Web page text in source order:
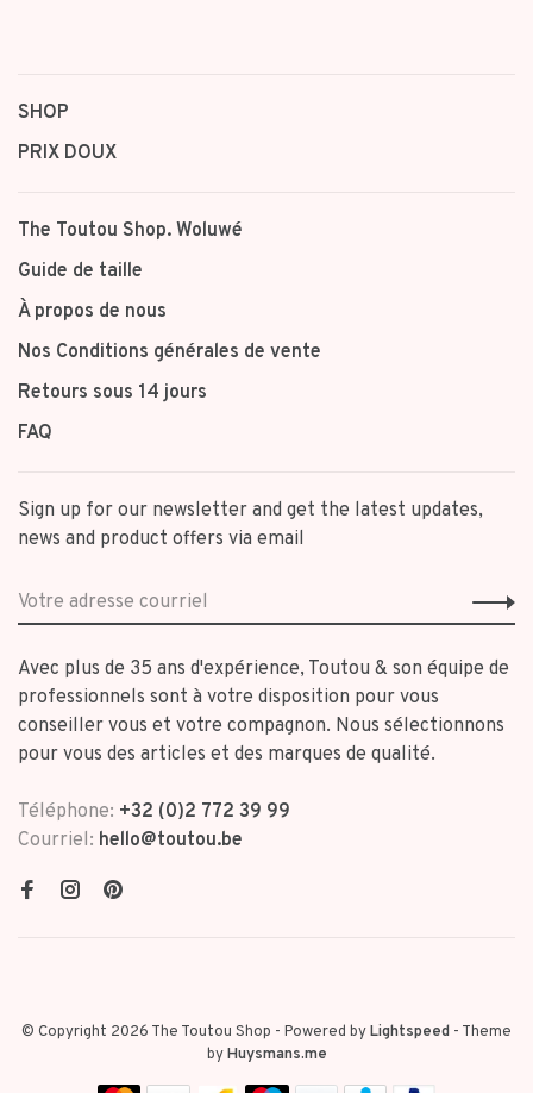
SHOP
PRIX DOUX
The Toutou Shop. Woluwé
Guide de taille
À propos de nous
Nos Conditions générales de vente
Retours sous 14 jours
FAQ
Sign up for our newsletter and get the latest updates,
news and product offers via email
Avec plus de 35 ans d'expérience, Toutou & son équipe de
professionnels sont à votre disposition pour vous
conseiller vous et votre compagnon. Nous sélectionnons
pour vous des articles et des marques de qualité.
Téléphone: +32 (0)2 772 39 99
Courriel: hello@toutou.be
© Copyright 2026 The Toutou Shop - Powered byLightspeed - Theme
byHuysmans.me